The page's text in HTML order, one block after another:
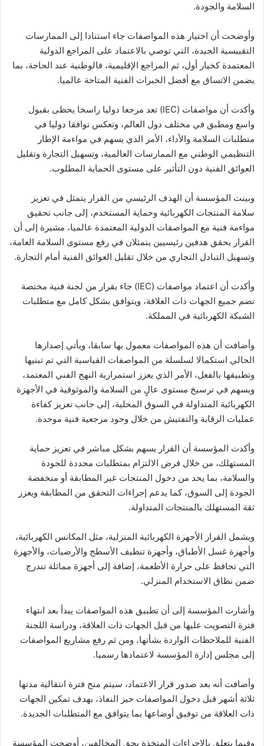
السلامة والجودة.
وأوضحت أن اختيار هذه المواصفات جاء استنادا إلى الممارسات
التقييسية الجيدة، التي توصي بالاعتماد على المراجع الدولية
المعتمدة كخيار أول، ثم المراجع الإقليمية، فالوطنية عند الحاجة، بما
يضمن الاتساق مع أفضل الخبرات الفنية المتاحة عالميا.
وأكدت أن مواصفات (IEC) تعد مرجعا دوليا راسخا يحظى بقبول
واسع ومطبق في مختلف دول العالم، وتعكس توافقا دوليا في
متطلبات السلامة والأداء، الأمر الذي يسهم في مواءمة الإطار
التنظيمي الوطني مع الممارسات العالمية، وتسهيل التجارة وتقليل
العوائق الفنية دون التأثير على مستوى الحماية المطلوب.
وبينت المؤسسة أن الهدف الرئيسي من القرار يتمثل في تعزيز
سلامة المنتجات الكهربائية وحماية المستخدم، إلى جانب تحقيق
مواءمة فنية مع المواصفات الدولية المعتمدة عالميا، مشيرة إلى أن
القرار يحقق هدفين رئيسيين يتمثلان في رفع مستوى السلامة العامة،
وتسهيل التبادل التجاري من خلال تقليل العوائق الفنية أمام التجارة.
وأكدت أن اعتماد مواصفات (IEC) جاء بقرار من لجنة فنية مختصة
تضم جميع الجهات ذات العلاقة، ويتوافق بشكل كامل مع متطلبات
الشبكة الكهربائية في المملكة.
وأضافت أن هذه المواصفات معمول بها سابقا، ويأتي إصدارها
الحالي استكمالا لسلسلة من المواصفات القياسية التي تم تبنيها
وتطبيقها بالفعل، الأمر الذي يعزز استمرارية النهج الفني المعتمد،
ويسهم في ترسيخ مستوى عالٍ من السلامة والموثوقية في الأجهزة
الكهربائية المتداولة في السوق المحلية، إلى جانب تعزيز كفاءة
عمليات الرقابة والتفتيش من خلال وجود مرجعية فنية موحدة.
وأكدت المؤسسة أن القرار يسهم بشكل مباشر في تعزيز حماية
المستهلك، من خلال فرض الالتزام بمتطلبات محددة للجودة
والسلامة، بما يحد من دخول المنتجات غير المطابقة أو منخفضة
الجودة إلى السوق، كما يدعم إجراءات التحقق من المطابقة ويعزز
ثقة المستهلك بالمنتجات المتداولة.
ويشمل القرار الأجهزة الكهربائية المنزلية، مثل المكانس الكهربائية،
وأجهزة غسل الأطباق، وأجهزة تنظيف الأسطح والأرضيات، والأجهزة
التي تحافظ على حرارة الأطعمة، إضافة إلى أجهزة مماثلة تندرج
ضمن نطاق الاستخدام المنزلي.
وأشارت المؤسسة إلى أن تطبيق هذه المواصفات يبدأ بعد انتهاء
فترة التصويت عليها من قبل الجهات ذات العلاقة، ودراسة اللجنة
الفنية للملاحظات الواردة بشأنها، ومن ثم رفع مشاريع المواصفات
إلى مجلس إدارة المؤسسة لاعتمادها رسميا.
وأضافت أنه بعد صدور قرار الاعتماد، سيتم منح فترة انتقالية مدتها
ثلاثة أشهر قبل دخول المواصفات حيز النفاذ، بهدف تمكين الجهات
ذات العلاقة من توفيق أوضاعها بما يتوافق مع المتطلبات الجديدة.
وفيما يتعلق بالإجراءات المتخذة بحق المخالفين، أوضحت المؤسسة